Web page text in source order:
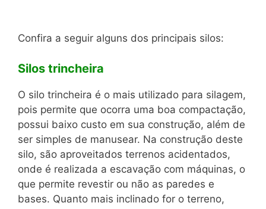
Confira a seguir alguns dos principais silos:
Silos trincheira
O silo trincheira é o mais utilizado para silagem,
pois permite que ocorra uma boa compactação,
possui baixo custo em sua construção, além de
ser simples de manusear. Na construção deste
silo, são aproveitados terrenos acidentados,
onde é realizada a escavação com máquinas, o
que permite revestir ou não as paredes e
bases. Quanto mais inclinado for o terreno,